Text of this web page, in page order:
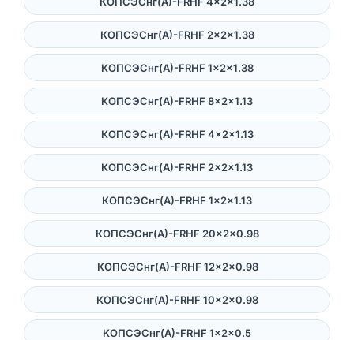
КОПСЭСнг(А)-FRHF 2×2×1.38
КОПСЭСнг(А)-FRHF 1×2×1.38
КОПСЭСнг(А)-FRHF 8×2×1.13
КОПСЭСнг(А)-FRHF 4×2×1.13
КОПСЭСнг(А)-FRHF 2×2×1.13
КОПСЭСнг(А)-FRHF 1×2×1.13
КОПСЭСнг(А)-FRHF 20×2×0.98
КОПСЭСнг(А)-FRHF 12×2×0.98
КОПСЭСнг(А)-FRHF 10×2×0.98
КОПСЭСнг(А)-FRHF 1×2×0.5